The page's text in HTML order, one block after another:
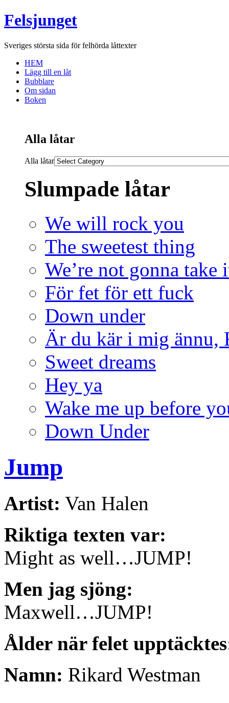
Felsjunget
Sveriges största sida för felhörda låttexter
HEM
Lägg till en låt
Bubblare
Om sidan
Boken
Alla låtar
Alla låtar
Slumpade låtar
We will rock you
The sweetest thing
We’re not gonna take
För fet för ett fuck
Down under
Är du kär i mig ännu,
Sweet dreams
Hey ya
Wake me up before
Down Under
Jump
Artist: Van Halen
Riktiga texten var:
Might as well…JUMP!
Men jag sjöng:
Maxwell…JUMP!
Ålder när felet
Namn: Rikard Westman